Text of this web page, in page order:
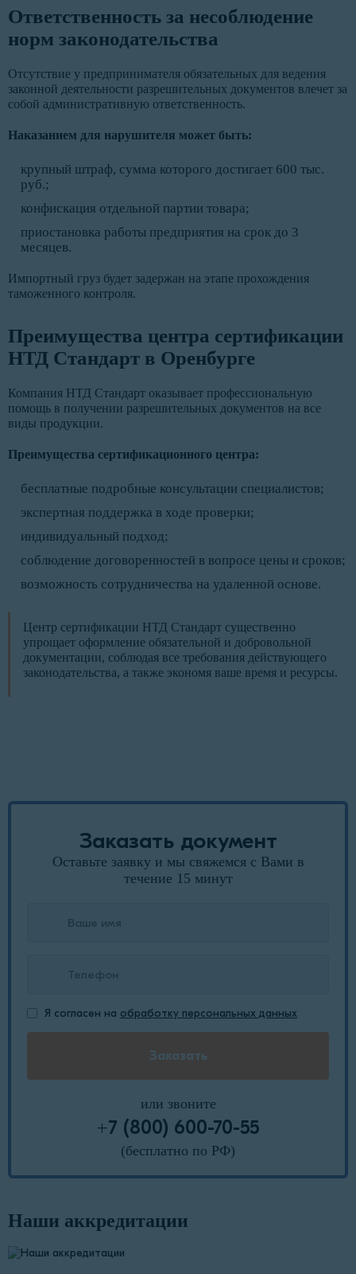
Ответственность за несоблюдение
норм законодательства
Отсутствие у предпринимателя обязательных для ведения
законной деятельности разрешительных документов влечет за
собой административную ответственность.
Наказанием для нарушителя может быть:
крупный штраф, сумма которого достигает 600 тыс.
руб.;
конфискация отдельной партии товара;
приостановка работы предприятия на срок до 3
месяцев.
Импортный груз будет задержан на этапе прохождения
таможенного контроля.
Преимущества центра сертификации
НТД Стандарт в Оренбурге
Компания НТД Стандарт оказывает профессиональную
помощь в получении разрешительных документов на все
виды продукции.
Преимущества сертификационного центра:
бесплатные подробные консультации специалистов;
экспертная поддержка в ходе проверки;
индивидуальный подход;
соблюдение договоренностей в вопросе цены и сроков;
возможность сотрудничества на удаленной основе.
Центр сертификации НТД Стандарт существенно
упрощает оформление обязательной и добровольной
документации, соблюдая все требования действующего
законодательства, а также экономя ваше время и ресурсы.
Заказать документ
Оставьте заявку и мы свяжемся с Вами в
течение 15 минут
Я согласен на обработку персональных данных
или звоните
+7 (800) 600-70-55
(бесплатно по РФ)
Наши аккредитации